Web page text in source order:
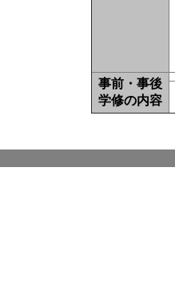
事前・事後
学修の内容